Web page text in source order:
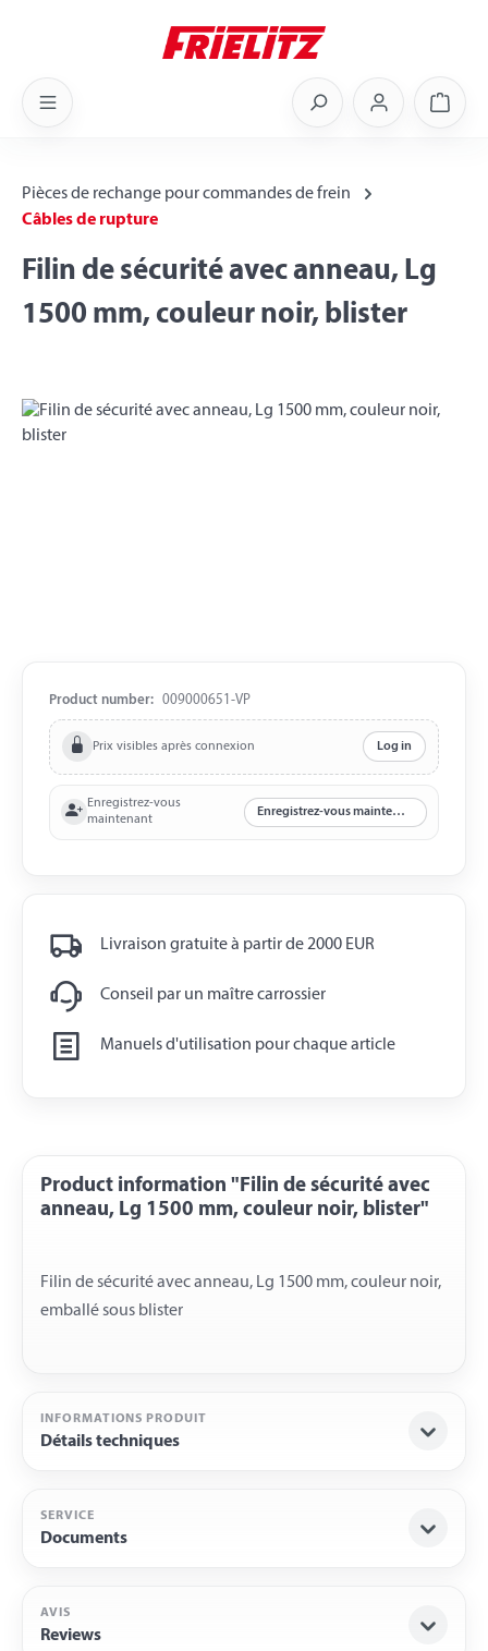
Pièces de rechange pour commandes de frein
Câbles de rupture
Filin de sécurité avec anneau, Lg
1500 mm, couleur noir, blister
Skip image gallery
Product number: 009000651-VP
Prix visibles après connexion Log in
Enregistrez-vous
maintenant
Enregistrez-vous maintenant
Livraison gratuite à partir de 2000 EUR
Conseil par un maître carrossier
Manuels d'utilisation pour chaque article
Product information "Filin de sécurité avec
anneau, Lg 1500 mm, couleur noir, blister"
Filin de sécurité avec anneau, Lg 1500 mm, couleur noir,
INFORMATIONS PRODUIT
Détails techniques
SERVICE
Documents
AVIS
Reviews